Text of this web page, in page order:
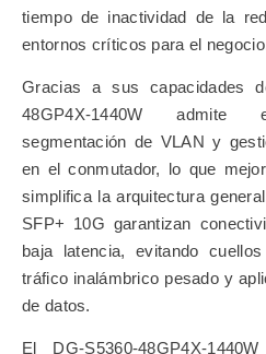
tiempo de inactividad de la
entornos críticos para el
Gracias a sus capacidades
48GP4X-1440W admite
segmentación de VLAN y
en el conmutador, lo que
simplifica la arquitectura
SFP+ 10G garantizan
baja latencia, evitando
tráfico inalámbrico pesado y
de datos.
El DG-S5360-48GP4X-